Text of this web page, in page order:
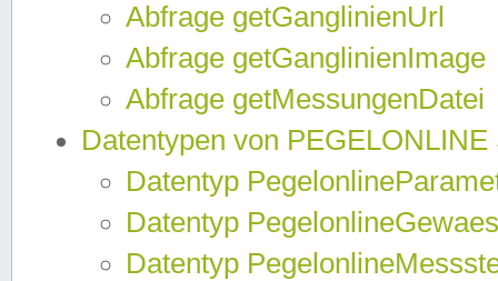
Abfrage getGanglinienUrl
Abfrage getGanglinienImage
Abfrage getMessungenDatei
Datentypen von
Datentyp
Datentyp
Datentyp